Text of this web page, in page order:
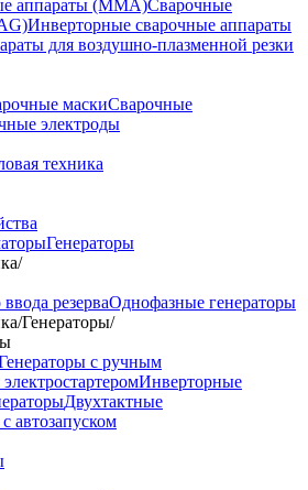
аппараты (ММА)Сварочные
Инверторные сварочные аппараты
для воздушно-плазменной резки
маскиСварочные
электроды
Генераторы
/
резерваОднофазные генераторы
/Генераторы/
с ручным
Инверторные
Двухтактные
автозапуском